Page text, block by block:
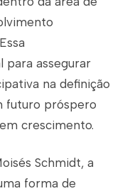
para assegurar
na definição
futuro próspero
crescimento.
Schmidt, a
forma de